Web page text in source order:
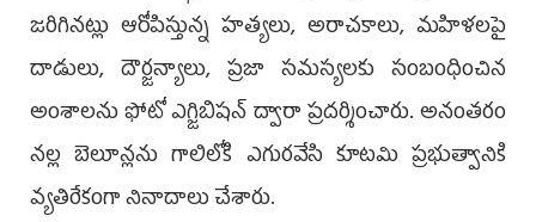
జరిగినట్లు ఆరోపిస్తున్న హత్యలు, అరాచకాలు, మహిళలపై
దాడులు, దౌర్జన్యాలు, ప్రజా సమస్యలకు సంబంధించిన
అంశాలను ఫోటో ఎగ్జిబిషన్ ద్వారా ప్రదర్శించారు. అనంతరం
నల్ల బెలూన్లను గాలిలోకి ఎగురవేసి కూటమి ప్రభుత్వానికి
వ్యతిరేకంగా నినాదాలు చేశారు.